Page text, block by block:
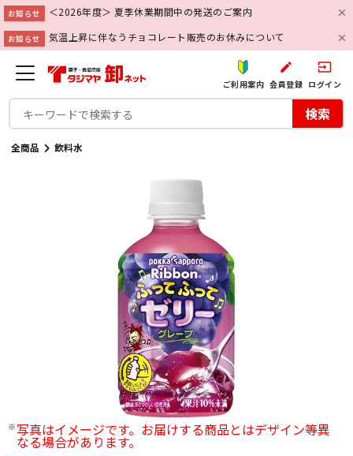
お知らせ ＜2026年度＞ 夏季休業期間中の発送のご案内
お知らせ 気温上昇に伴なうチョコレート販売のお休みについて
ご利用案内
create
会員登録
input
ログイン
検索
全商品 飲料水
写真はイメージです。お届けする商品とはデザイン等異
なる場合があります。